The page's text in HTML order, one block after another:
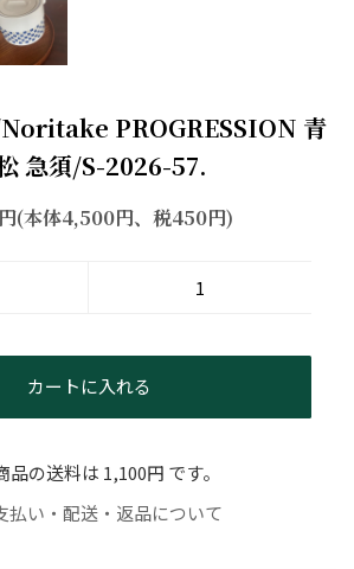
Noritake PROGRESSION 青
急須/S-2026-57.
(本体4,500円、税450円)
カートに入れる
品の送料は 1,100円 です。
払い・配送・返品について